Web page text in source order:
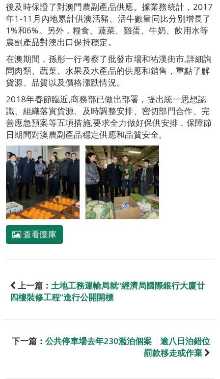
後及時保證了對澳門農副產品供應。據業務統計，2017
年1-11月內地累計供澳活豬、活牛數量同比分別增長了
1%和6%。另外，糧食、蔬菜、雞蛋、牛奶、飲用水等
農副產品對澳出口保持穩定。
在澳期間，孫彤一行考察了批發市場和祐漢街市,詳細詢
問肉類、蔬菜、水果及水產品的供應和銷售，重點了解
貨源、品質以及價格漲跌情況。
2018年春節臨近,商務部已做出部署，提出統一思想認
識、組織落實貨源、及時調整安排、密切部門合作、完
善應急預案等五項措施,要求全力做好保供安排，保障節
日期間對澳農副產品穩定供應和品質安全。
查看圖庫
上一篇： 土地工務運輸局就“經濟局國際銀行大廈廿
四樓裝修工程”進行公開開標
下一篇： 公共停車場去年230濫泊個案 逾八日泊錯位
罰款移走或作棄